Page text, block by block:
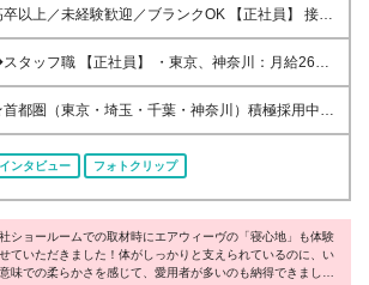
以上／未経験歓迎／ブランクOK 【正社員】 接客
験1年以上の方（アルバイトも含） ◎カウンセリン
販売や店長としてスタッフを取りまとめたご経験が
のある方は歓迎します（アルバイト含む） ---- 契約
更新 有（契約期間満了時に判断） 更新上限 有
タッフ職 【正社員】 ・東京、神奈川：月給26万
・千葉、埼玉、愛知：月給25万3000円～ 【契約
員】 ・東京、神奈川：月給25万5000円～ ・千葉、
2000円～ ・その他の地域：月給21万5000円～ ※ス
差異なし ※給与は居住地に伴います ※残業代は全額
給
都圏（東京・埼玉・千葉・神奈川）積極採用中！
規店舗も続々とオープン中！未経験から早期に店
目指せるチャンスも◎ ------------採用強化店舗-----
三越日本橋/松屋銀座/京王新宿/東急吉
/伊勢丹立川/ハンズ北千住 等 ■埼玉県 伊勢丹浦和/
ンモールレイクタウン等 ■千葉県 柏高島屋/プレ
ム・アウトレット 酒々井 等 ■神奈川県 東急たま
ーザ/ジ・アウトレット湘南平塚 等 -------------------
インタビュー フォトクリップ
ショールームでの取材時にエアウィーヴの「寝心地」も体験
ていただきました！体がしっかりと支えられているのに、い
味での柔らかさを感じて、愛用者が多いのも納得できまし